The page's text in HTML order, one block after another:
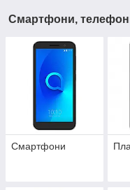
Смартфони,
Смартфони